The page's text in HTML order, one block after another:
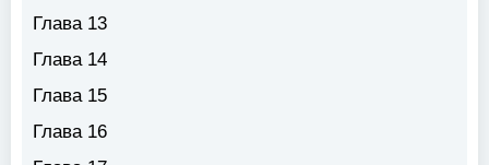
Глава 13
Глава 14
Глава 15
Глава 16